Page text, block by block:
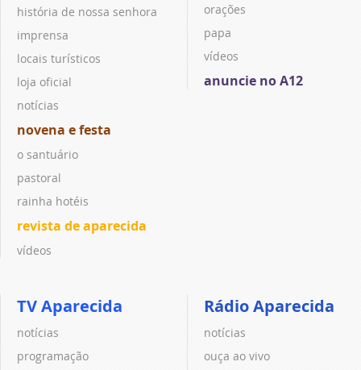
história de nossa senhora
imprensa
locais turísticos
loja oficial
notícias
novena e festa
o santuário
pastoral
rainha hotéis
revista de aparecida
vídeos
orações
papa
vídeos
anuncie no A12
TV Aparecida
notícias
programação
Rádio Aparecida
notícias
ouça ao vivo